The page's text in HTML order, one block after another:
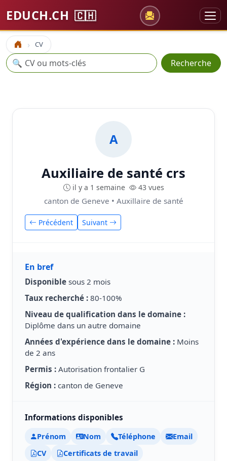
EDUCH.CH 🇨🇭
Accueil CV
Recherche
🔍 Recherche
A
Auxiliaire de santé crs
il y a 1 semaine 43 vues
canton de Geneve • Auxillaire de santé
Précédent Suivant
En bref
Disponible sous 2 mois
Taux recherché : 80-100%
Niveau de qualification dans le domaine :
Diplôme dans un autre domaine
Années d'expérience dans le domaine : Moins
de 2 ans
Permis : Autorisation frontalier G
Région : canton de Geneve
Informations disponibles
Prénom Nom Téléphone
Email
CV
Certificats de travail